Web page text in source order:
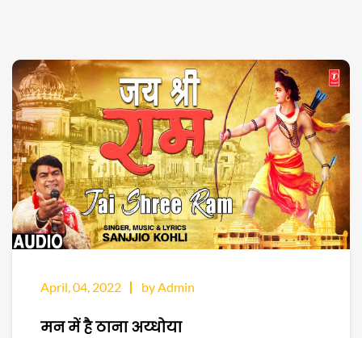
April, 04, 2022 by Admin
मन में है ठाना अय्धोया